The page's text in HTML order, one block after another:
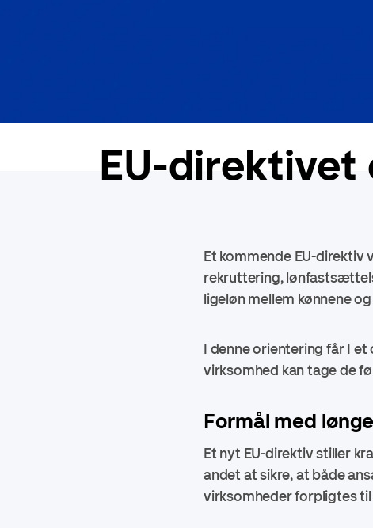
EU-direktivet
Et kommende EU-
rekruttering,
ligeløn mellem kønnene
I denne orientering får I
virksomhed kan tage de
Formål med
Et nyt EU-direktiv stiller
andet at sikre, at både
virksomheder forpligtes